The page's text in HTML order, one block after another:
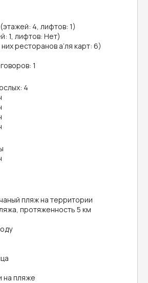
4, лифтов: 1)
1, лифтов: Нет)
ресторанов а’ля карт: 6)
1
4
пляж на территории
протяженность 5 км
на пляже